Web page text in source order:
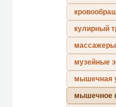
кулирный
музейные
мышечная
мышечное